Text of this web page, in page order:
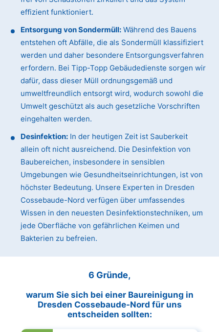
effizient funktioniert.
Entsorgung von Sondermüll: Während des Bauens
entstehen oft Abfälle, die als Sondermüll klassifiziert
werden und daher besondere Entsorgungsverfahren
erfordern. Bei Tipp-Topp Gebäudedienste sorgen wir
dafür, dass dieser Müll ordnungsgemäß und
umweltfreundlich entsorgt wird, wodurch sowohl die
Umwelt geschützt als auch gesetzliche Vorschriften
eingehalten werden.
Desinfektion: In der heutigen Zeit ist Sauberkeit
allein oft nicht ausreichend. Die Desinfektion von
Baubereichen, insbesondere in sensiblen
Umgebungen wie Gesundheitseinrichtungen, ist von
höchster Bedeutung. Unsere Experten in Dresden
Cossebaude-Nord verfügen über umfassendes
Wissen in den neuesten Desinfektionstechniken, um
jede Oberfläche von gefährlichen Keimen und
Bakterien zu befreien.
6 Gründe,
warum Sie sich bei einer Baureinigung in
Dresden Cossebaude-Nord für uns
entscheiden sollten: